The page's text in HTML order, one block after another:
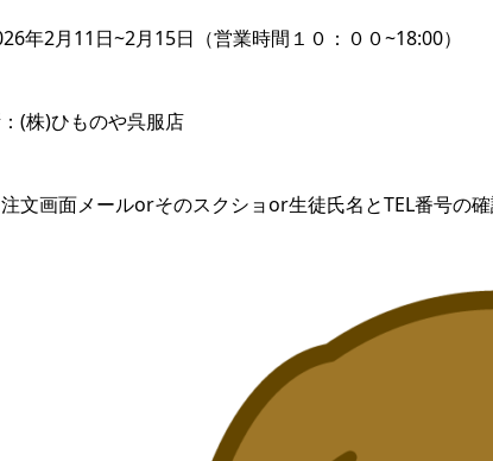
年2月11日~2月15日（営業時間１０：００~18:00）
(株)ひものや呉服店
文画面メールorそのスクショor生徒氏名とTEL番号の